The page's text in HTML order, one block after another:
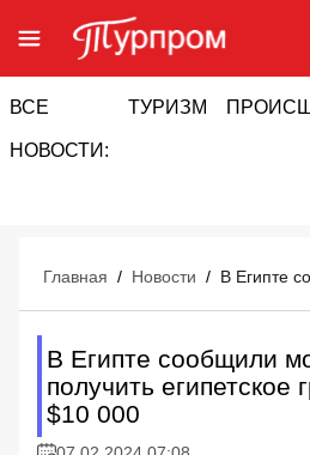
ВСЕ
НОВОСТИ:
ТУРИЗМ
Главная / Новости /
В Египте сообщили
получить египетское
$10 000